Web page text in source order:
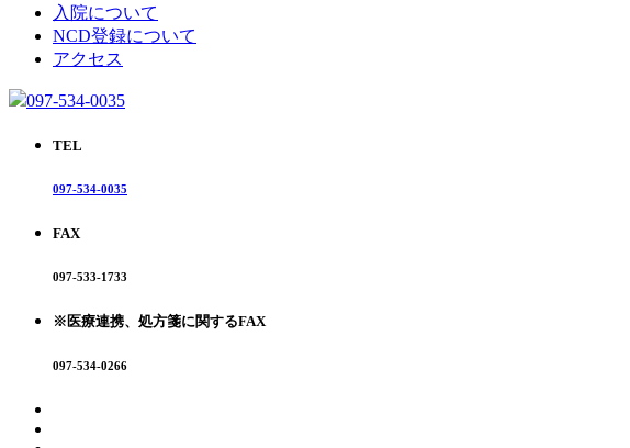
入院について
NCD登録について
アクセス
097-534-0035
TEL
097-534-0035
FAX
097-533-1733
※医療連携、処方箋に関するFAX
097-534-0266